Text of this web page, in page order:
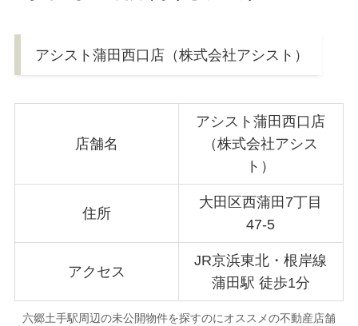
アシスト蒲田西口店（株式会社アシスト）
店舗名
アシスト蒲田西口店
（株式会社アシス
ト）
住所
大田区西蒲田7丁目
47-5
アクセス
JR京浜東北・根岸線
蒲田駅 徒歩1分
六郷土手駅周辺の未公開物件を探すのにオススメの不動産店舗